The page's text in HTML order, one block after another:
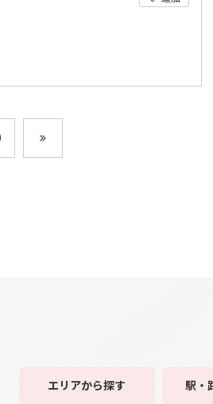
エリアから探す 駅・